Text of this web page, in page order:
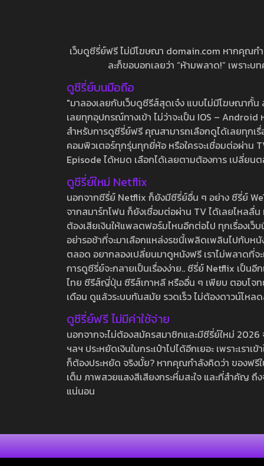
เว็บดูซีรี่ย์ฟรี ไม่มีโฆษณา domain.com หากคุณก
ละก็ขอบอกเลยว่า “ห้ามพลาด!” เพราะ
ดูซีรี่ย์บนมือถือ
"มาลองเลยกับเว็บดูซีรีส์สุดเจ๋ง แบบไม่มีโฆษณากั้
เลยทุกอุปกรณ์ทางเข้า ไม่ว่าจะเป็น IOS –
สำหรับการดูซีรี่ย์ฟรี คุณสามารถเลือกดูได้เลยทุกเ
คอมพิวเตอร์ทุกรุ่นทุกยี่ห้อ หรือใครจะเชื่อมต่อผ่าน
Episode ได้หมด เลือกได้เลยตามต้องการ เปลี่ยน
ดูซีรี่ย์ใหม่ Netflix
นอกจากซีรี่ย์ Netflix ก็ยังมีซีรี่ย์อื่น ๆ อย่าง ซีรี่ย์
จากสมาร์ทโฟน ก็ยังเชื่อมต่อผ่าน TV ได้เลยไหลลื่
ต้องเสียเงินให้แพลตฟอร์มไหนอีกต่อไป ทุกเรื่องเว็
อย่ารอช้าที่จะมาเลือกแหล่งรชนี้เพลิดเพลินไปกับห
ตลอด อยากลองเปลี่ยนมาดูหนังฟรี เราไม่พลาดที่
การดูซีรี่ย์จะกลายเป็นเรื่องง่าย.. ซีรี่ย์ Netflix เป็น
ไทย ซีรีส์ญี่ปุ่น ซีรีส์เกาหลี หรืออื่น ๆ เพียบ ตอบโจท
เดือน ดูแล้วระบบทันสมัย รวดเร็ว ไม่ต้องดาวน์โห
ดูซีรี่ย์ฟรี ไม่มีค่าใช้จ่าย
นอกจากจะไม่ต้องสมัครสมาชิกและมีซีรี่ย์ใหม่
ฯลฯ ประหยัดเงินในกระเป๋าไปได้อีกเยอะ เพราะเร
ก็ต้องประหยัด จริงมั้ย? หากคุณกำลังคิดว่า ของฟ
เต็ม ภาพสวยแสงสีเสียงกระหึ่มสะใจ และที่สำคัญ
แน่นอน